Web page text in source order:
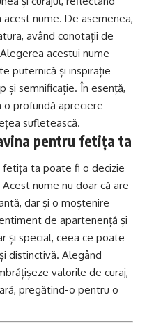
nume. De asemenea,
având conotații de
acestui nume
puternică și inspirație
și semnificație. În esență,
o profundă apreciere
sufletească.
pentru fetița ta
fetița ta poate fi o decizie
nume nu doar că are
dar și o moștenire
de apartenență și
și special, ceea ce poate
distinctivă. Alegând
valorile de curaj,
pregătind-o pentru o